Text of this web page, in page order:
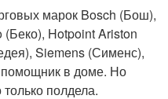
марок Bosch (Бош),
Hotpoint Ariston
Siemens (Сименс),
в доме. Но
полдела.